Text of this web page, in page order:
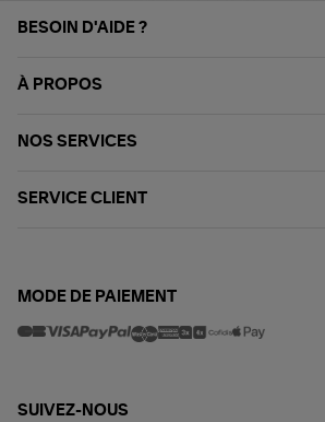
BESOIN D'AIDE ?
À PROPOS
NOS SERVICES
SERVICE CLIENT
MODE DE PAIEMENT
SUIVEZ-NOUS